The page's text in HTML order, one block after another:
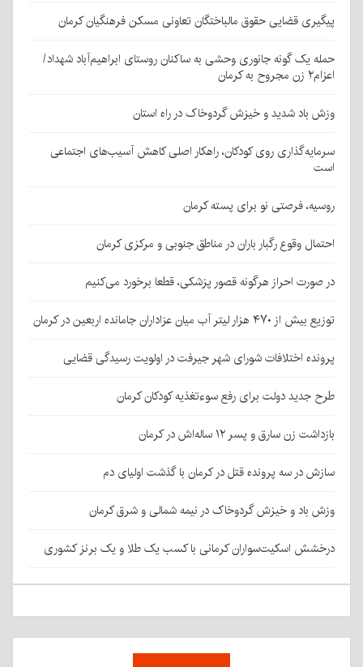
پیگیری قضایی حقوق مالباختگان تعاونی مسکن فرهنگیان کرمان
حمله یک گونه جانوری وحشی به ساکنان روستای ابراهیم‌آباد شهداد/
اعزام۲ زن مجروح به کرمان
وزش باد شدید و خیزش گردوخاک در راه استان
سرمایه‌گذاری روی کودکان، راهکار اصلی کاهش آسیب‌های اجتماعی
است
روسیه، فرصتی نو برای پسته کرمان
احتمال وقوع رگبار باران در مناطق جنوبی و مرکزی کرمان
در صورت احراز هرگونه قصور پزشکی، قطعا برخورد می‌کنیم
توزیع بیش از ۴۷۰ هزار لیتر آب میان عزاداران جامانده اربعین در کرمان
پرونده اختلافات شورای شهر جیرفت در اولویت رسیدگی قضایی
طرح جدید دولت برای رفع سوءتغذیه کودکان کرمان
بازداشت زن سارق و پسر ۱۲ ساله‌اش در کرمان
سازش در سه پرونده قتل در کرمان با گذشت اولیای دم
وزش باد و خیزش گردوخاک در نیمه شمالی و شرق کرمان
درخشش اسکیت‌سواران کرمانی با کسب یک طلا و یک برنز کشوری